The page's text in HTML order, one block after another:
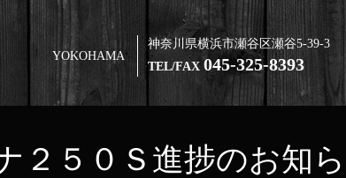
YOKOHAMA
神奈川県横浜市瀬谷区瀬谷5-39-3
TEL/FAX045-325-8393
２５０Ｓ進捗のお知